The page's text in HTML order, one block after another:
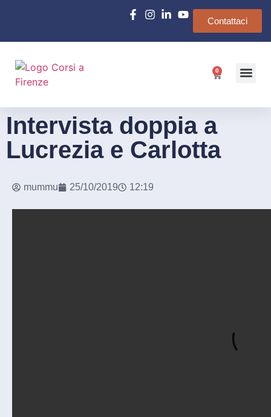
Contattaci
0
Intervista doppia a
Lucrezia e Carlotta
mummu 25/10/2019 12:19